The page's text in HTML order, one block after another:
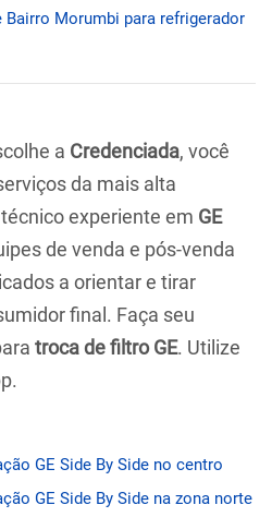
Bairro Morumbi para refrigerador
a Credenciada, você
da mais alta
experiente em GE
de venda e pós-venda
a orientar e tirar
final. Faça seu
troca de filtro GE. Utilize
GE Side By Side no centro
GE Side By Side na zona norte